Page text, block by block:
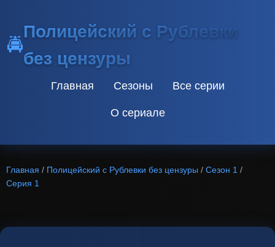
🚔
Полицейский с Рублевки
без цензуры
Главная Сезоны Все серии
О сериале
Главная / Полицейский с Рублевки без цензуры / Сезон 1 /
Серия 1